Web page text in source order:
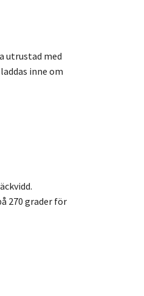
utrustad med
inne om
270 grader för